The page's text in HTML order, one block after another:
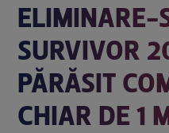
ELIMINARE-
SURVIVOR
PĂRĂSIT
CHIAR DE 1